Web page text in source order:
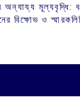
মূল্যবৃদ্ধি:
বিক্ষোভ ও